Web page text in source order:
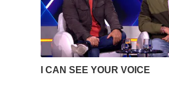
I CAN SEE YOUR VOICE